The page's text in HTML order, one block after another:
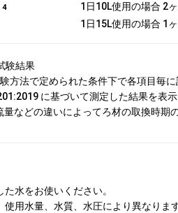
お買
4
1日10L使用の場合 2ヶ
1日15L使用の場合 1ヶ
験結果
法で定められた条件下で各項目毎に
に基づいて測定した結果を表
などの違いによってろ材の取換時期
水をお使いください。
用水量、水質、水圧により異なります